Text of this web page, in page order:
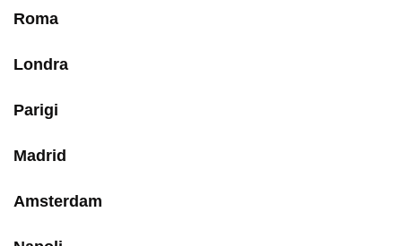
Roma
Londra
Parigi
Madrid
Amsterdam